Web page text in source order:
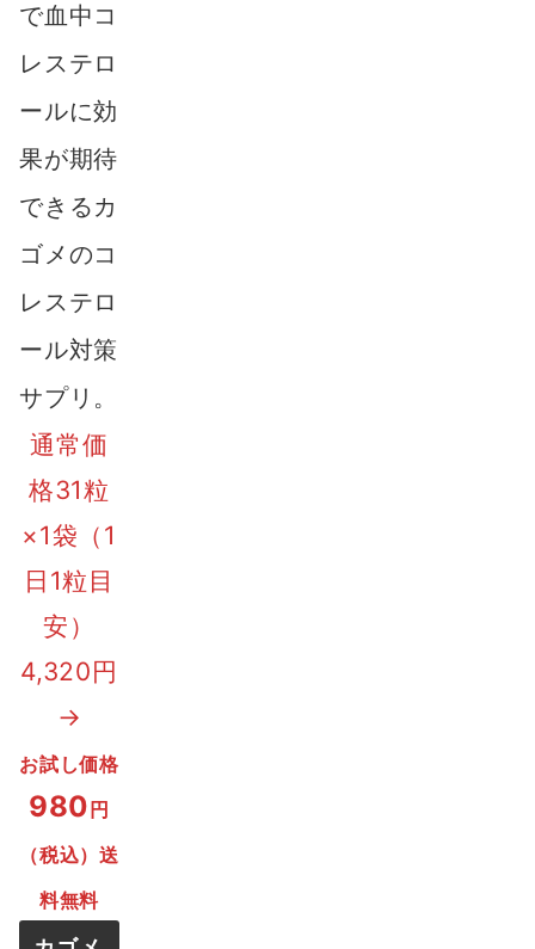
で血中コ
レステロ
ールに効
果が期待
できるカ
ゴメのコ
レステロ
ール対策
サプリ。
通常価
格31粒
×1袋（1
日1粒目
安）
4,320円
→
お試し価格
980 円
（税込）送
料無料